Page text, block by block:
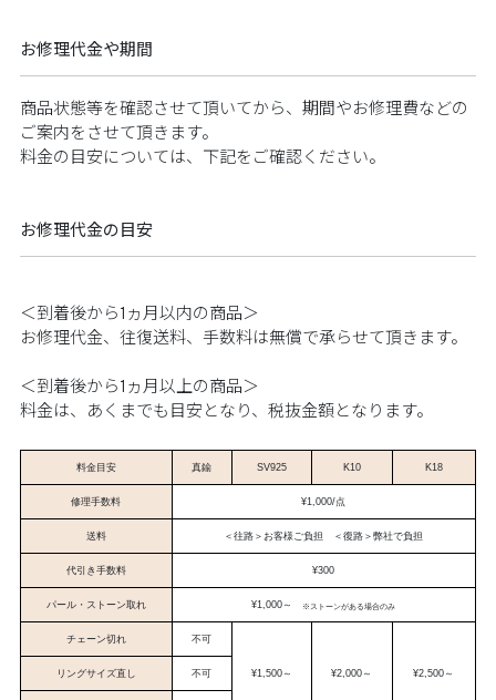
お修理代金や期間
商品状態等を確認させて頂いてから、期間やお修理費などの
ご案内をさせて頂きます。​​
料金の目安については、下記をご確認ください。​​
お修理代金の目安
＜到着後から1ヵ月以内の商品＞​​
お修理代金、往復送料、手数料は無償で承らせて頂きます。​​
＜到着後から1ヵ月以上の商品＞​​
料金は、あくまでも目安となり、税抜金額となります。​​
料金目安 真鍮 SV925 K10 K18
修理手数料 ¥1,000/点
送料 ＜往路＞お客様ご負担 ＜復路＞弊社で負担
代引き手数料 ¥300
パール・ストーン取れ ¥1,000～ ※ストーンがある場合のみ
チェーン切れ 不可
¥1,500～ ¥2,000～ ¥2,500～
リングサイズ直し 不可